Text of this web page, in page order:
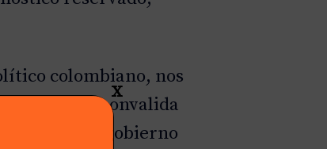
colombiano, nos
incidente convalida
adoptar el gobierno
X